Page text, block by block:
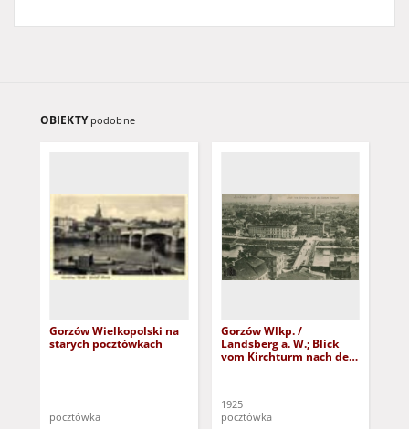
OBIEKTY podobne
Gorzów Wielkopolski na
starych pocztówkach
pocztówka
Gorzów Wlkp. /
Landsberg a. W.; Blick
vom Kirchturm nach der
1925
pocztówka